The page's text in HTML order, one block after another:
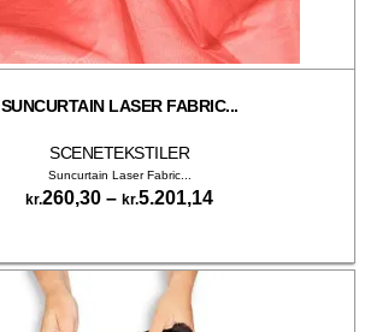
SUNCURTAIN LASER FABRIC...
SCENETEKSTILER
Suncurtain Laser Fabric...
kr.260,30 – kr.5.201,14Prisinterval:
kr.5.201,14
vare